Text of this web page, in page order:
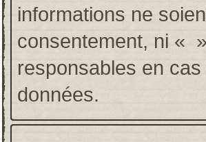
informations ne
consentement, ni «
responsables en
données.